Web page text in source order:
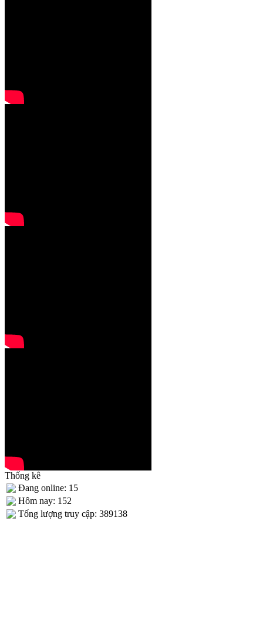
Thống kê
Đang online: 15
Hôm nay: 152
Tống lượng truy cập: 389138